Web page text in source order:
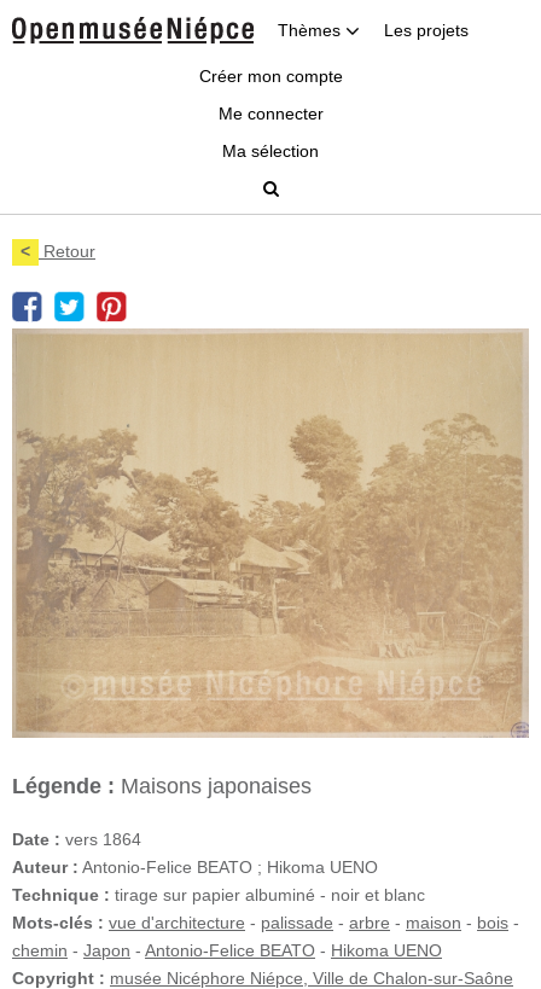
Thèmes Les projets
Créer mon compte
Me connecter
Ma sélection
< Retour
Légende : Maisons japonaises
Date : vers 1864
Auteur : Antonio-Felice BEATO ; Hikoma UENO
Technique : tirage sur papier albuminé - noir et blanc
Mots-clés : vue d'architecture - palissade - arbre - maison - bois -
chemin - Japon - Antonio-Felice BEATO - Hikoma UENO
Copyright : musée Nicéphore Niépce, Ville de Chalon-sur-Saône